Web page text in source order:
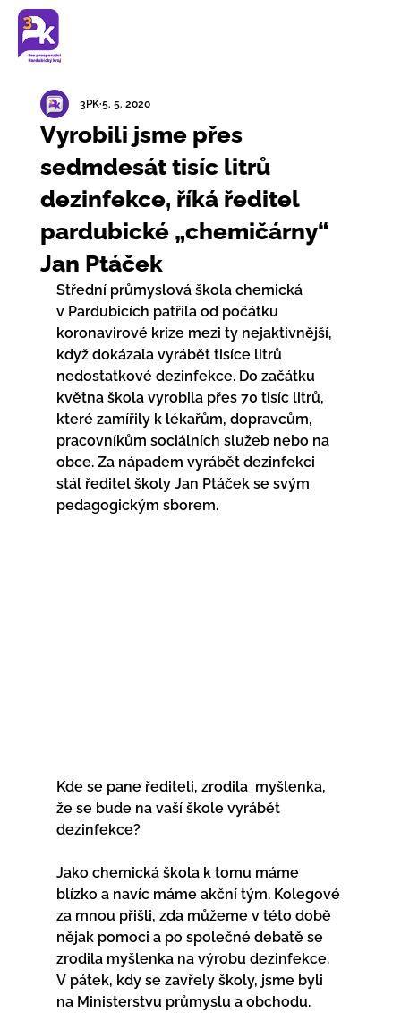
Vyrobili jsme přes
sedmdesát tisíc litrů
dezinfekce, říká ředitel
pardubické „chemičárny“
Jan Ptáček
3PK 5. 5. 2020
Střední průmyslová škola chemická
v Pardubicích patřila od počátku
koronavirové krize mezi ty nejaktivnější,
když dokázala vyrábět tisíce litrů
nedostatkové dezinfekce. Do začátku
května škola vyrobila přes 70 tisíc litrů,
které zamířily k lékařům, dopravcům,
pracovníkům sociálních služeb nebo na
obce. Za nápadem vyrábět dezinfekci
stál ředitel školy Jan Ptáček se svým
pedagogickým sborem.
Kde se pane řediteli, zrodila  myšlenka,
že se bude na vaší škole vyrábět
dezinfekce?
Jako chemická škola k tomu máme
blízko a navíc máme akční tým. Kolegové
za mnou přišli, zda můžeme v této době
nějak pomoci a po společné debatě se
zrodila myšlenka na výrobu dezinfekce.
V pátek, kdy se zavřely školy, jsme byli
na Ministerstvu průmyslu a obchodu.